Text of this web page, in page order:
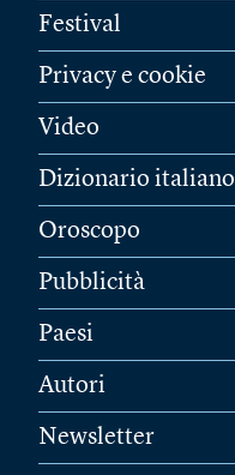
Festival
Privacy e cookie
Video
Dizionario italiano
Oroscopo
Pubblicità
Paesi
Autori
Newsletter